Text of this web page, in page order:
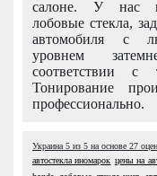
салоне. У нас
лобовые стекла,
автомобиля с
уровнем
соответствии с
Тонирование
профессионально.
Украина 5 из 5 на основе 27
автостекла иномарок цены на